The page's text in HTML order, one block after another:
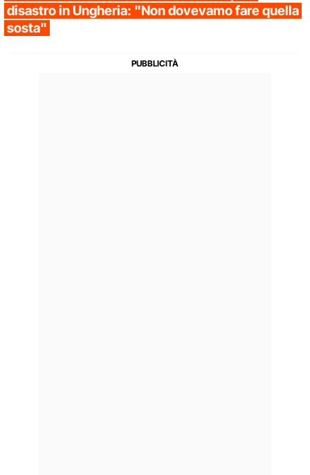
disastro in Ungheria: "Non dovevamo fare quella
sosta"